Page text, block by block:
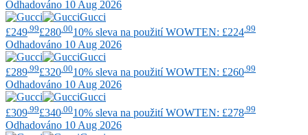
Odhadováno 10 Aug 2026
Gucci
£249 .99£280 .0010% sleva na použití WOWTEN: £224 .99
Odhadováno 10 Aug 2026
Gucci
£289 .99£320 .0010% sleva na použití WOWTEN: £260 .99
Odhadováno 10 Aug 2026
Gucci
£309 .99£340 .0010% sleva na použití WOWTEN: £278 .99
Odhadováno 10 Aug 2026